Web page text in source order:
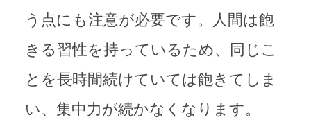
う点にも注意が必要です。人間は飽
きる習性を持っているため、同じこ
とを長時間続けていては飽きてしま
い、集中力が続かなくなります。